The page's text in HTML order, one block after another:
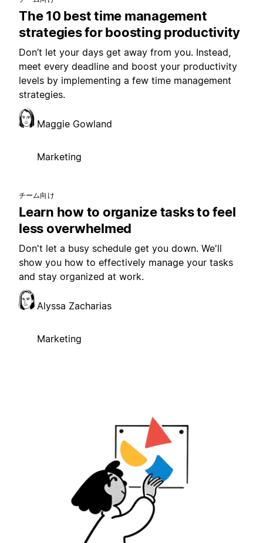
The 10 best time management
strategies for boosting productivity
Don’t let your days get away from you. Instead,
meet every deadline and boost your productivity
levels by implementing a few time management
strategies.
Maggie Gowland
Marketing
チーム向け
Learn how to organize tasks to feel
less overwhelmed
Don't let a busy schedule get you down. We'll
show you how to effectively manage your tasks
and stay organized at work.
Alyssa Zacharias
Marketing